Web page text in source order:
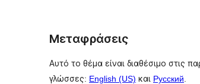
Μεταφράσεις
Αυτό το θέμα είναι διαθέσιμο στις
γλώσσες: English (US) και Русский